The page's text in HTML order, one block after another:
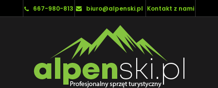
667-980-813 biuro@alpenski.pl Kontakt z nami